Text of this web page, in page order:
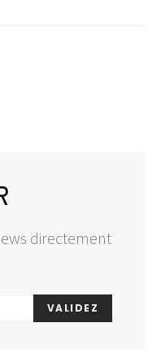
directement
VALIDEZ